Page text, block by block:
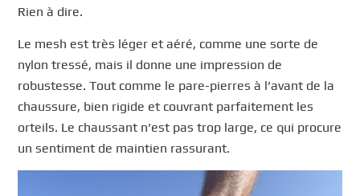
Rien à dire.
Le mesh est très léger et aéré, comme une sorte de
nylon tressé, mais il donne une impression de
robustesse. Tout comme le pare-pierres à l’avant de la
chaussure, bien rigide et couvrant parfaitement les
orteils. Le chaussant n’est pas trop large, ce qui procure
un sentiment de maintien rassurant.